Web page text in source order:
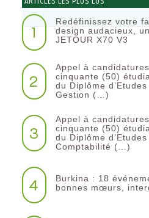
1
Redéfinissez votre
design audacieux,
JETOUR X70 V3
2
Appel à
cinquante (50)
du Diplôme
Gestion (…)
3
Appel à
cinquante (50)
du Diplôme
Comptabilité (…)
4
Burkina : 18
bonnes mœurs,